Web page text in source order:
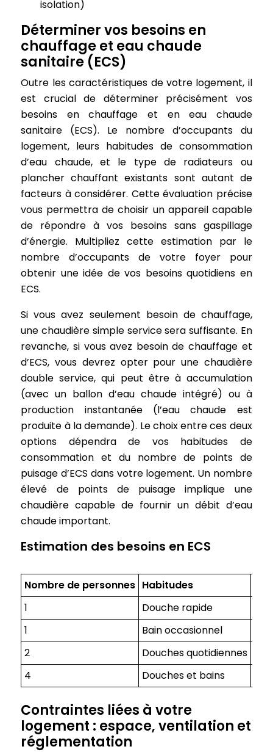
isolation)
Déterminer vos besoins en
chauffage et eau chaude
sanitaire (ECS)
Outre les caractéristiques de votre logement, il
est crucial de déterminer précisément vos
besoins en chauffage et en eau chaude
sanitaire (ECS). Le nombre d’occupants du
logement, leurs habitudes de consommation
d’eau chaude, et le type de radiateurs ou
plancher chauffant existants sont autant de
facteurs à considérer. Cette évaluation précise
vous permettra de choisir un appareil capable
de répondre à vos besoins sans gaspillage
d’énergie. Multipliez cette estimation par le
nombre d’occupants de votre foyer pour
obtenir une idée de vos besoins quotidiens en
ECS.
Si vous avez seulement besoin de chauffage,
une chaudière simple service sera suffisante. En
revanche, si vous avez besoin de chauffage et
d’ECS, vous devrez opter pour une chaudière
double service, qui peut être à accumulation
(avec un ballon d’eau chaude intégré) ou à
production instantanée (l’eau chaude est
produite à la demande). Le choix entre ces deux
options dépendra de vos habitudes de
consommation et du nombre de points de
puisage d’ECS dans votre logement. Un nombre
élevé de points de puisage implique une
chaudière capable de fournir un débit d’eau
chaude important.
Estimation des besoins en ECS
Nombre de personnes Habitudes
1
Douche rapide
1
Bain occasionnel
2
Douches quotidiennes
4
Douches et bains
Contraintes liées à votre
logement : espace, ventilation et
réglementation